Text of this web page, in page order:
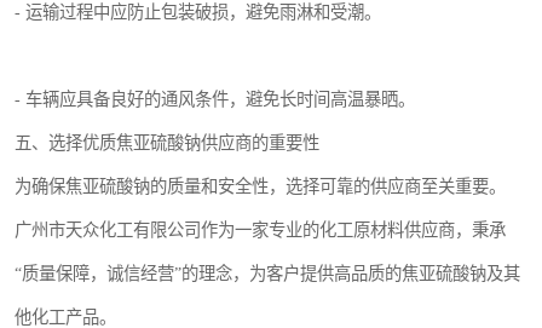
- 运输过程中应防止包装破损，避免雨淋和受潮。
- 车辆应具备良好的通风条件，避免长时间高温暴晒。
五、选择优质焦亚硫酸钠供应商的重要性
为确保焦亚硫酸钠的质量和安全性，选择可靠的供应商至关重要。
广州市天众化工有限公司作为一家专业的化工原材料供应商，秉承
“质量保障，诚信经营”的理念，为客户提供高品质的焦亚硫酸钠及其
他化工产品。